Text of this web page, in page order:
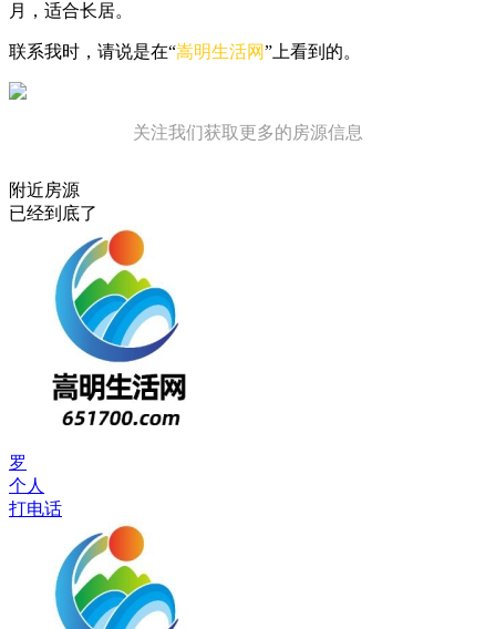
月，适合长居。
联系我时，请说是在“嵩明生活网”上看到的。
关注我们获取更多的房源信息
附近房源
已经到底了
罗
个人
打电话